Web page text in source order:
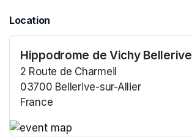
Location
Hippodrome de Vichy Bellerive
2 Route de Charmeil
03700 Bellerive-sur-Allier
France